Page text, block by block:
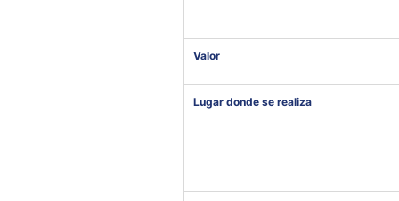
Valor
Lugar donde se realiza